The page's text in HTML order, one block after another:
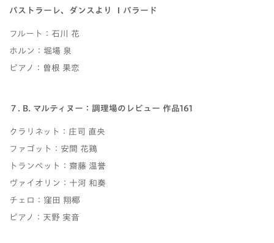
パストラーレ、ダンスより Ⅰバラード
フルート：石川 花
ホルン：堀場 泉
ピアノ：曽根 果恋
７. B. マルティヌー：調理場のレビュー 作品161
クラリネット：庄司 直央
ファゴット：安間 花鶏
トランペット：齋藤 温誉
ヴァイオリン：十河 和奏
チェロ：窪田 翔椰
ピアノ：天野 実音